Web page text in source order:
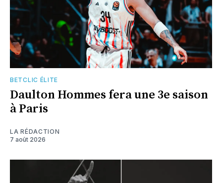
BETCLIC ÉLITE
Daulton Hommes fera une 3e saison
à Paris
LA RÉDACTION
7 août 2026